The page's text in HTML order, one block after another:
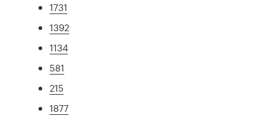
1731
1392
1134
581
215
1877